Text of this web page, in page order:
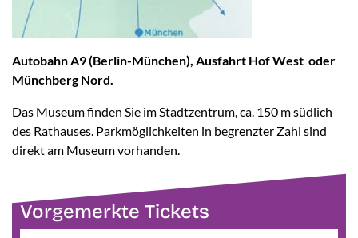
Autobahn A9 (Berlin-München), Ausfahrt Hof West oder
Münchberg Nord.
Das Museum finden Sie im Stadtzentrum, ca. 150 m südlich
des Rathauses. Parkmöglichkeiten in begrenzter Zahl sind
direkt am Museum vorhanden.
Vorgemerkte Tickets